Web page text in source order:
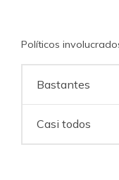
Políticos
Bastantes
Casi todos